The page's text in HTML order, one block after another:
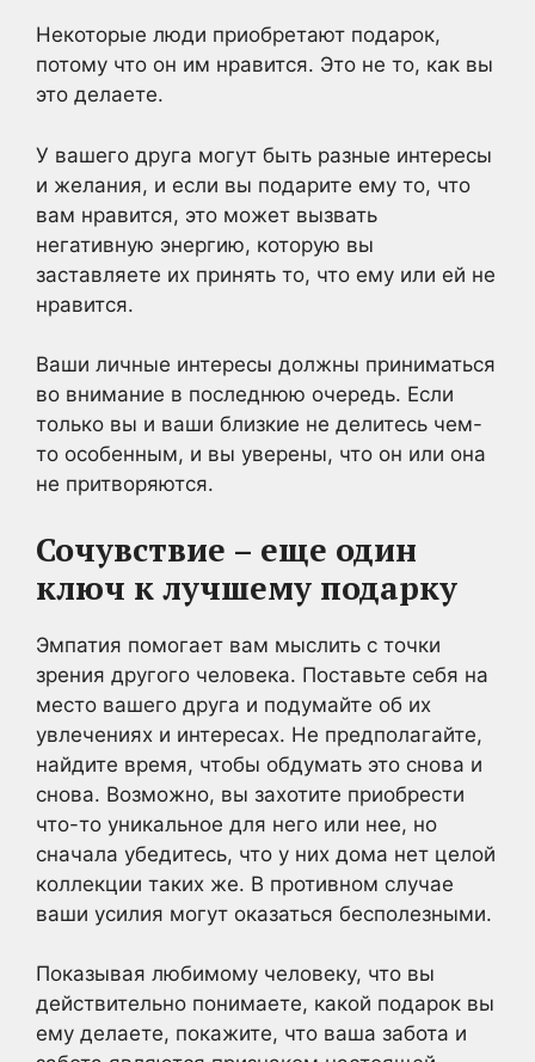
Некоторые люди приобретают подарок,
потому что он им нравится. Это не то, как вы
это делаете.
У вашего друга могут быть разные интересы
и желания, и если вы подарите ему то, что
вам нравится, это может вызвать
негативную энергию, которую вы
заставляете их принять то, что ему или ей не
нравится.
Ваши личные интересы должны приниматься
во внимание в последнюю очередь. Если
только вы и ваши близкие не делитесь чем-
то особенным, и вы уверены, что он или она
не притворяются.
Сочувствие – еще один
ключ к лучшему подарку
Эмпатия помогает вам мыслить с точки
зрения другого человека. Поставьте себя на
место вашего друга и подумайте об их
увлечениях и интересах. Не предполагайте,
найдите время, чтобы обдумать это снова и
снова. Возможно, вы захотите приобрести
что-то уникальное для него или нее, но
сначала убедитесь, что у них дома нет целой
коллекции таких же. В противном случае
ваши усилия могут оказаться бесполезными.
Показывая любимому человеку, что вы
действительно понимаете, какой подарок вы
ему делаете, покажите, что ваша забота и